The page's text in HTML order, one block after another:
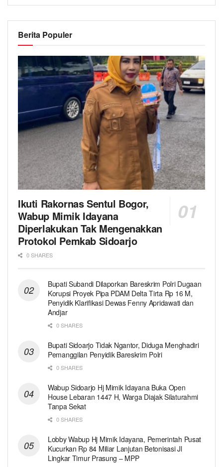
Berita Populer
Ikuti Rakornas Sentul Bogor,
Wabup Mimik Idayana
Diperlakukan Tak Mengenakkan
Protokol Pemkab Sidoarjo
0 SHARES
Bupati Subandi Dilaporkan Bareskrim Polri Dugaan
Korupsi Proyek Pipa PDAM Delta Tirta Rp 16 M,
Penyidik Klarifikasi Dewas Fenny Apridawati dan
Andjar
0 SHARES
Bupati Sidoarjo Tidak Ngantor, Diduga Menghadiri
Pemanggilan Penyidik Bareskrim Polri
0 SHARES
Wabup Sidoarjo Hj Mimik Idayana Buka Open
House Lebaran 1447 H, Warga Diajak Silaturahmi
Tanpa Sekat
0 SHARES
Lobby Wabup Hj Mimik Idayana, Pemerintah Pusat
Kucurkan Rp 84 Miliar Lanjutan Betonisasi Jl
Lingkar Timur Prasung – MPP